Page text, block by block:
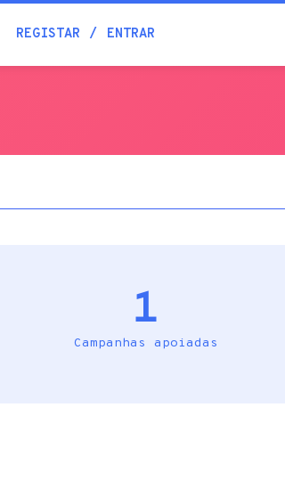
REGISTAR ENTRAR
1
Campanhas apoiadas